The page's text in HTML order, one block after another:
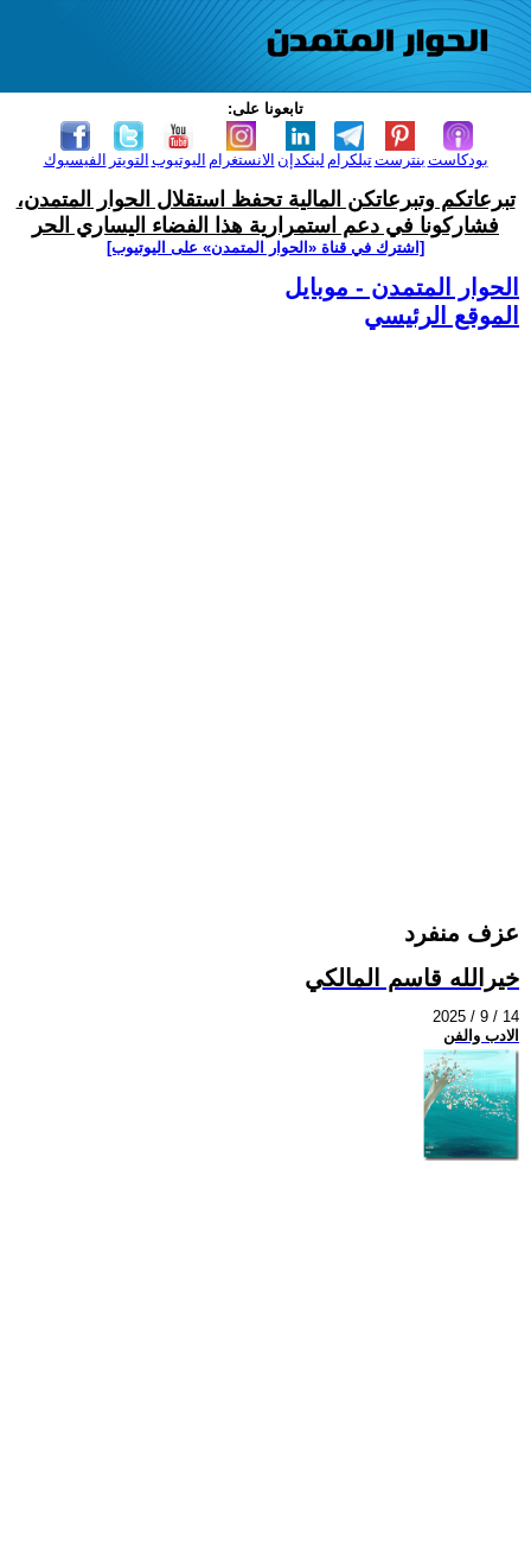
تابعونا على:
الفيسبوك التويتر اليوتيوب الانستغرام لينكدإن تيلكرامبنترست بودكاست
تبرعاتكم وتبرعاتكن المالية تحفظ استقلال الحوار المتمدن،
فشاركونا في دعم استمرارية هذا الفضاء اليساري الحر
[اشترك في قناة ‫«الحوار المتمدن» على اليوتيوب]
الحوار المتمدن - موبايل
الموقع الرئيسي
عزف منفرد
خيرالله قاسم المالكي
2025 / 9 / 14
الادب والفن